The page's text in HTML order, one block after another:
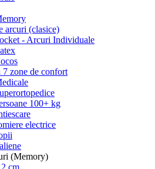
arcuri (clasice)
- Arcuri Individuale
7 zone de confort
100+ kg
electrice
(Memory)
cm